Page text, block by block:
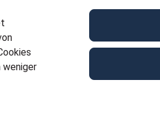
PARTNERSHIP WITH AIRBUS
weniger